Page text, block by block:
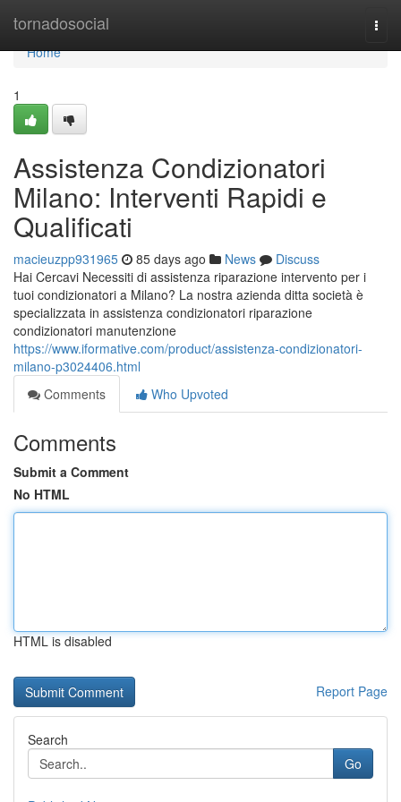
tornadosocial
Home
Home
1
Assistenza Condizionatori
Milano: Interventi Rapidi e
Qualificati
macieuzpp931965 85 days ago News
Discuss
Hai Cercavi Necessiti di assistenza riparazione intervento per i
tuoi condizionatori a Milano? La nostra azienda ditta società è
specializzata in assistenza condizionatori riparazione
condizionatori manutenzione
https://www.iformative.com/product/assistenza-condizionatori-
milano-p3024406.html
Comments
Who Upvoted
Comments
Submit a Comment
No HTML
HTML is disabled
Report Page
Search
Go